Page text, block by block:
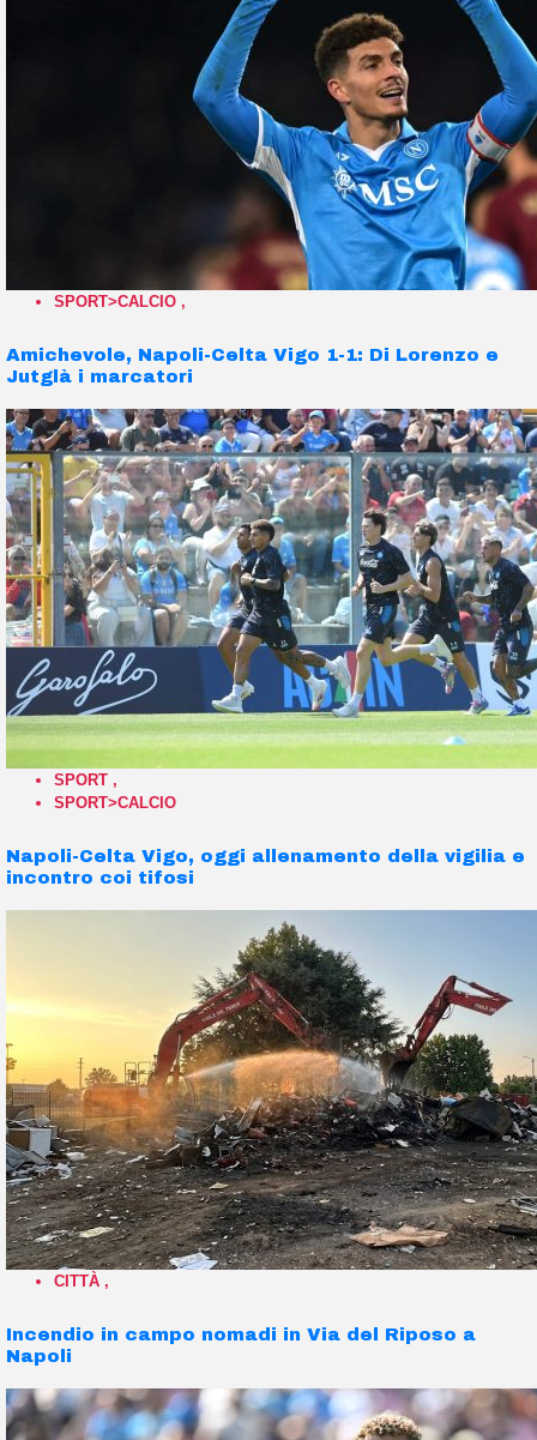
SPORT>CALCIO ,
Amichevole, Napoli-Celta Vigo 1-1: Di Lorenzo e
Jutglà i marcatori
SPORT ,
SPORT>CALCIO
Napoli-Celta Vigo, oggi allenamento della vigilia e
incontro coi tifosi
CITTÀ ,
Incendio in campo nomadi in Via del Riposo a
Napoli